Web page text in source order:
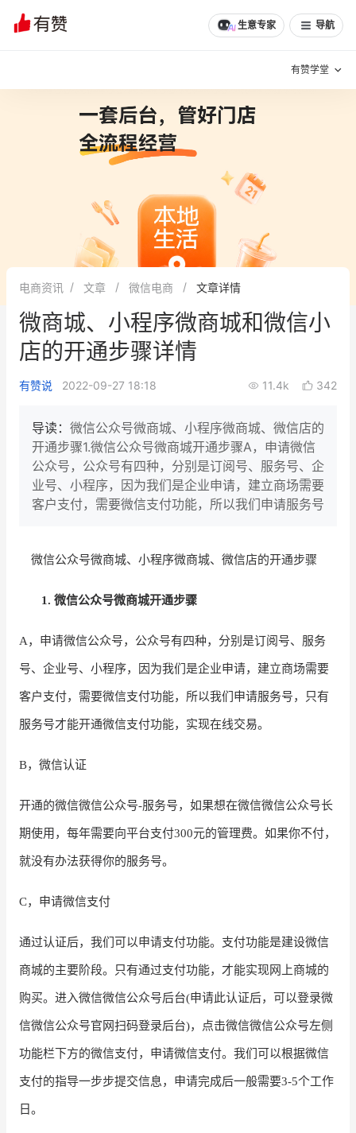
生意专家 导航
有赞学堂
增长方法
有赞专家说
新零售最佳实践
面对面聊增长
新零售大会 新零售茶会
增长产品指南
智库 产品场景库
行业洞察
品牌消费观 行业报告
培训课程
合作共进
入驻有赞
有赞云 数据通服务
电商资讯 文章 微信电商 文章详情
微商城、小程序微商城和微信小
店的开通步骤详情
有赞说 2022-09-27 18:18 11.4k 342
导读： 微信公众号微商城、小程序微商城、微信店的
开通步骤1.微信公众号微商城开通步骤A，申请微信
公众号，公众号有四种，分别是订阅号、服务号、企
业号、小程序，因为我们是企业申请，建立商场需要
客户支付，需要微信支付功能，所以我们申请服务号
微信公众号微商城、小程序微商城、微信店的开通步骤
1. 微信公众号微商城开通步骤
A，申请微信公众号，公众号有四种，分别是订阅号、服务
号、企业号、小程序，因为我们是企业申请，建立商场需要
客户支付，需要微信支付功能，所以我们申请服务号，只有
服务号才能开通微信支付功能，实现在线交易。
B，微信认证
开通的微信微信公众号-服务号，如果想在微信微信公众号长
期使用，每年需要向平台支付300元的管理费。如果你不付，
就没有办法获得你的服务号。
C，申请微信支付
通过认证后，我们可以申请支付功能。支付功能是建设微信
商城的主要阶段。只有通过支付功能，才能实现网上商城的
购买。进入微信微信公众号后台(申请此认证后，可以登录微
信微信公众号官网扫码登录后台)，点击微信微信公众号左侧
功能栏下方的微信支付，申请微信支付。我们可以根据微信
支付的指导一步步提交信息，申请完成后一般需要3-5个工作
日。